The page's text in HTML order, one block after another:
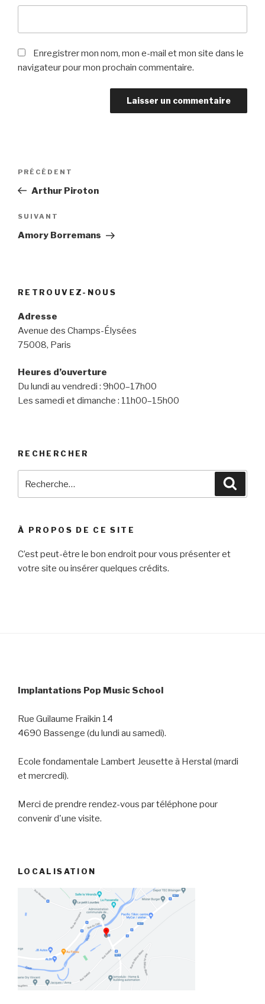
Enregistrer mon nom, mon e-mail et mon site dans le
navigateur pour mon prochain commentaire.
e
r
a
t
:
Navigation
l’article
Article
précédent
PRÉCÉDENT
Arthur Piroton
Article
suivant
SUIVANT
Amory Borremans
RETROUVEZ-NOUS
Adresse
Avenue des Champs-Élysées
75008, Paris
Heures d’ouverture
Du lundi au vendredi : 9h00–17h00
Les samedi et dimanche : 11h00–15h00
RECHERCHER
À PROPOS DE CE SITE
C’est peut-être le bon endroit pour vous présenter et
votre site ou insérer quelques crédits.
Implantations Pop Music School
Rue Guilaume Fraikin 14
4690 Bassenge (du lundi au samedi).
Ecole fondamentale Lambert Jeusette à Herstal (mardi
et mercredi).
Merci de prendre rendez-vous par téléphone pour
convenir d'une visite.
LOCALISATION